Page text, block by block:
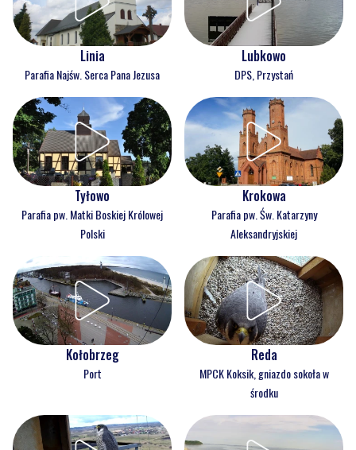
Linia
Parafia Najśw. Serca Pana Jezusa
Lubkowo
DPS, Przystań
Tyłowo
Parafia pw. Matki Boskiej Królowej
Polski
Krokowa
Parafia pw. Św. Katarzyny
Aleksandryjskiej
Kołobrzeg
Port
Reda
MPCK Koksik, gniazdo sokoła w
środku